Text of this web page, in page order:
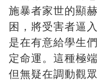
施暴者家世的顯
困，將受害者逼
是在有意給學生
定命運。這種極
但無疑在調動觀